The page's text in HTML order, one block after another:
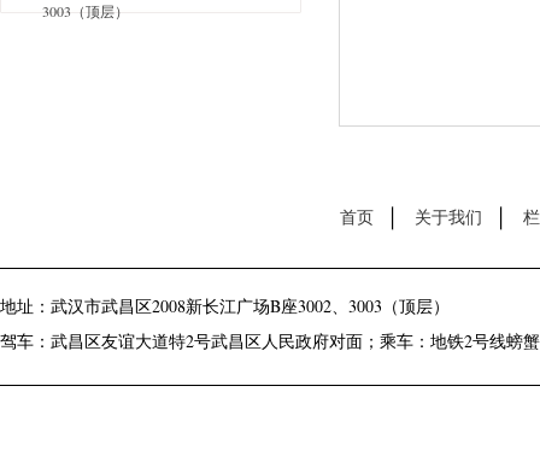
3003（顶层）
首页 关于我们
地址：武汉市武昌区2008新长江广场B座3002、3003（顶层）
驾车：武昌区友谊大道特2号武昌区人民政府对面；乘车：地铁2号线螃